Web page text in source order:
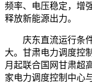
频率、电压稳定，增
释放新能源出力。
庆东直流运行条
大。甘肃电力调度控
月起联合国网甘肃超
家电力调度控制中心